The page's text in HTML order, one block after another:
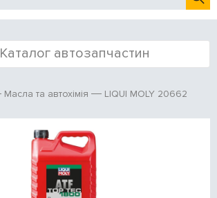
Каталог автозапчастин
Масла та автохімія LIQUI MOLY 20662